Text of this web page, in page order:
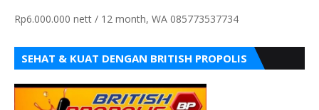
Rp6.000.000 nett / 12 month, WA 085773537734
SEHAT & KUAT DENGAN BRITISH PROPOLIS